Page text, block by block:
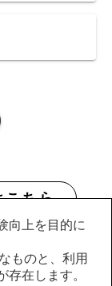
こちら
向上を目的に
ものと、利用
存在します。